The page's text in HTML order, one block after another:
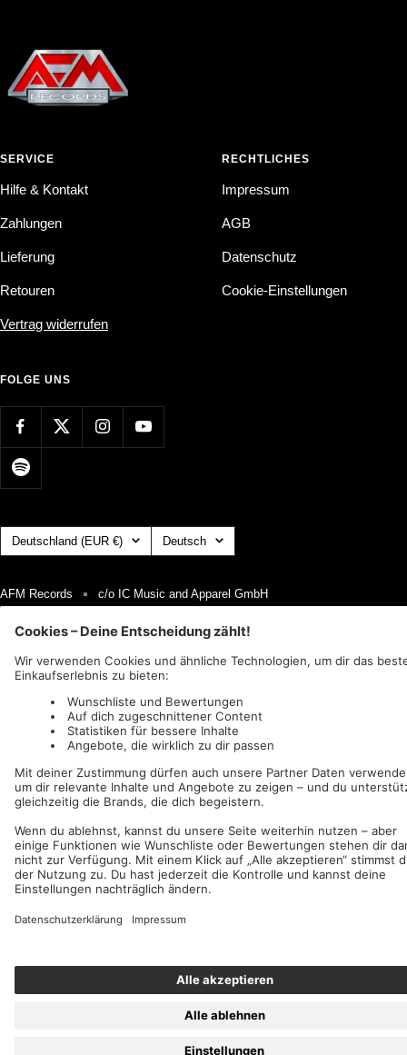
SERVICE
Hilfe & Kontakt
Zahlungen
Lieferung
Retouren
Vertrag widerrufen
RECHTLICHES
Impressum
AGB
Datenschutz
Cookie-Einstellungen
FOLGE UNS
Land/Region Deutschland (EUR €) Sprache
Deutsch
AFM Records c/o IC Music and Apparel GmbH